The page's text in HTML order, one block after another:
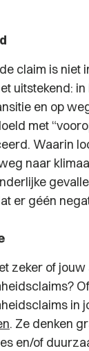
claim is niet
uitstekend:
en op
met
Waarin
naar
er géén
zeker of
in
. Ze denken
en/of